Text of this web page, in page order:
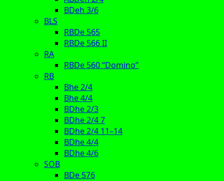
BDeh 3/6
BLS
RBDe 565
RBDe 566 II
RA
RBDe 560 “Domino”
RB
Bhe 2/4
Bhe 4/4
BDhe 2/3
BDhe 2/4 7
BDhe 2/4 11–14
BDhe 4/4
BDhe 4/6
SOB
BDe 576